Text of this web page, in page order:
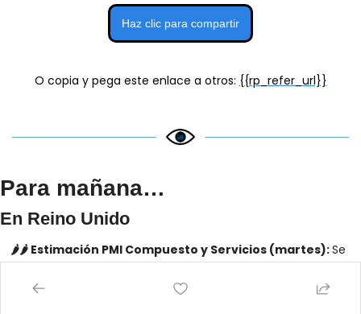
Haz clic para compartir
O copia y pega este enlace a otros: {{rp_refer_url}}
Para mañana…
En Reino Unido
🌶️🌶️ Estimación PMI Compuesto y Servicios (martes): Se
espera que salga un dato de 50.2 y 53 respectivamente,
datos ligeramente superiores a los registrados el mes